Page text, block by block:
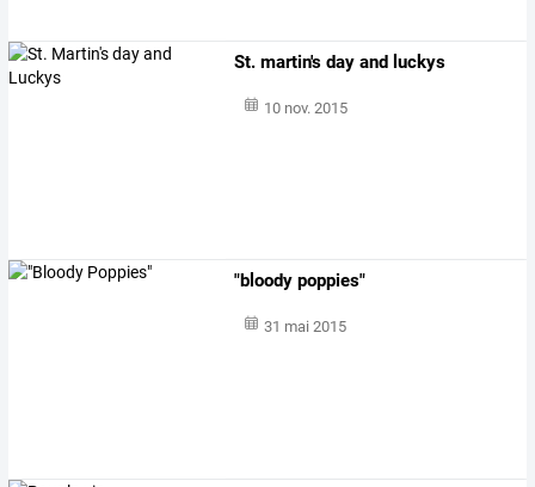
St. martin's day and luckys
10 nov. 2015
"bloody poppies"
31 mai 2015